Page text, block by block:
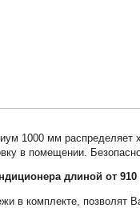
1000 мм распределяет
в помещении.
длиной от
в комплекте, позволят